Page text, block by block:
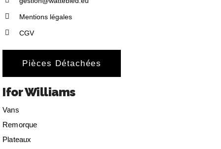
Mentions légales
CGV
Pièces Détachées
Ifor Williams
Vans
Remorque
Plateaux